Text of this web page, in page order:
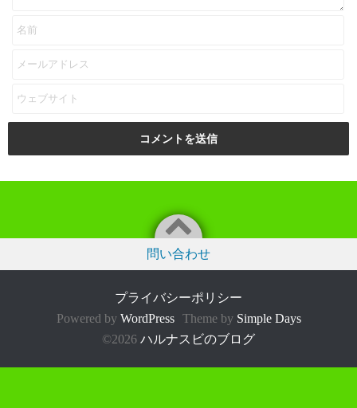
問い合わせ
プライバシーポリシー
Powered by WordPress Theme by Simple Days
©2026 ハルナスビのブログ